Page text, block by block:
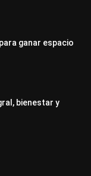
ganar espacio
bienestar y